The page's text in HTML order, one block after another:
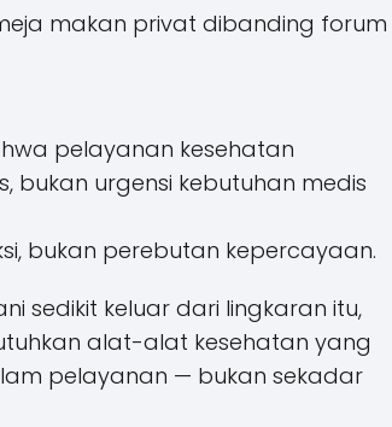
makan privat dibanding forum
pelayanan kesehatan
bukan urgensi kebutuhan medis
bukan perebutan kepercayaan.
sedikit keluar dari lingkaran itu,
alat-alat kesehatan yang
pelayanan — bukan sekadar